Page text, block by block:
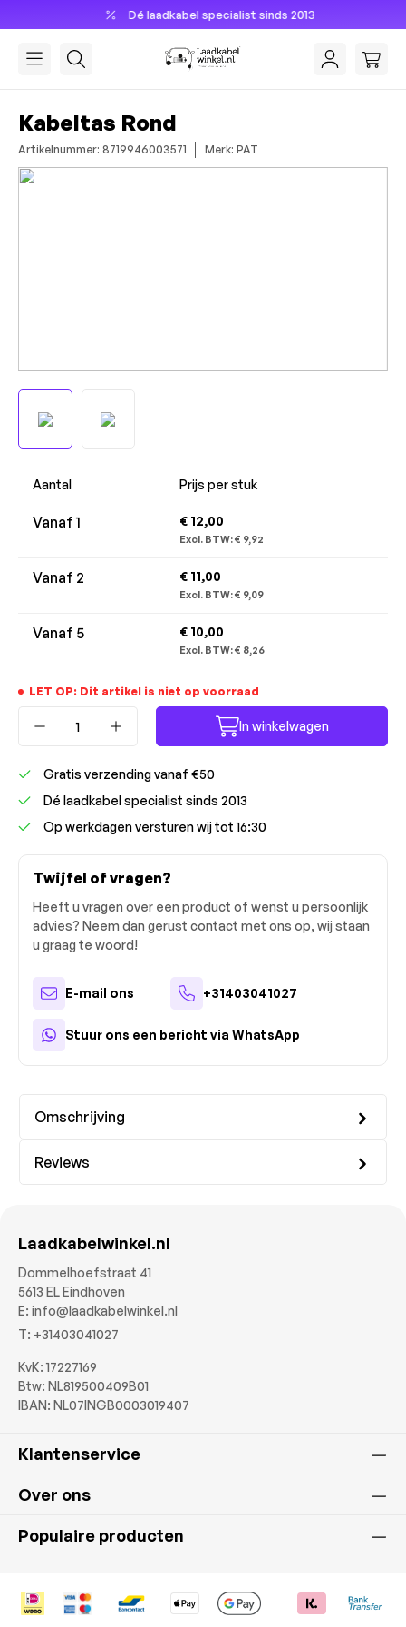
Dé laadkabel specialist sinds 2013
Kabeltas Rond
Artikelnummer: 8719946003571 Merk: PAT
Afbeeldingengalerij overslaan
Aantal Prijs per stuk
Vanaf1 € 12,00
Excl. BTW:€ 9,92
Vanaf 2 € 11,00
Excl. BTW:€ 9,09
Vanaf 5 € 10,00
Excl. BTW:€ 8,26
LET OP: Dit artikel is niet op voorraad
Producthoeveelheid: Voer de
In winkelwagen
Gratis verzending vanaf €50
Dé laadkabel specialist sinds 2013
Op werkdagen versturen wij tot 16:30
Twijfel of vragen?
Heeft u vragen over een product of wenst u persoonlijk
advies? Neem dan gerust contact met ons op, wij staan
u graag te woord!
E-mail ons +31403041027
Stuur ons een bericht via WhatsApp
Omschrijving
Reviews
Laadkabelwinkel.nl
Dommelhoefstraat 41
5613 EL Eindhoven
E: info@laadkabelwinkel.nl
T: +31403041027
KvK: 17227169
Btw: NL819500409B01
IBAN: NL07INGB0003019407
Klantenservice
Over ons
Populaire producten